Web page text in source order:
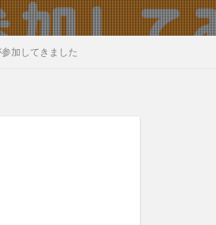
加してきました